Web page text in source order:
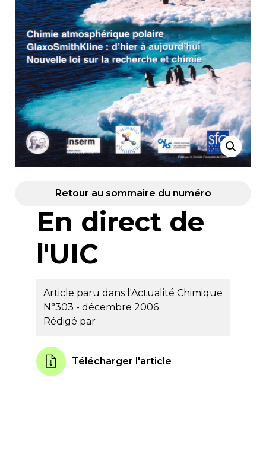
Retour au sommaire du numéro
En direct de
l'UIC
Article paru dans l'Actualité Chimique
N°303 - décembre 2006
Rédigé par
Télécharger l'article